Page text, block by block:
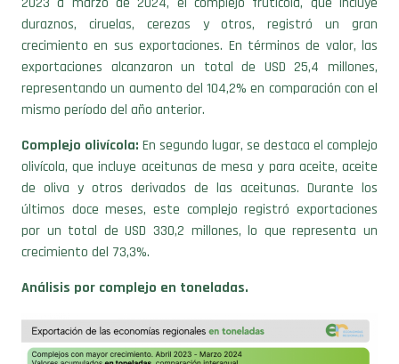
crecimiento en sus exportaciones. En términos de valor, las
exportaciones alcanzaron un total de USD 25,4 millones,
representando un aumento del 104,2% en comparación con el
mismo período del año anterior.
Complejo olivícola:En segundo lugar, se destaca el complejo
olivícola, que incluye aceitunas de mesa y para aceite, aceite
de oliva y otros derivados de las aceitunas. Durante los
últimos doce meses, este complejo registró exportaciones
por un total de USD 330,2 millones, lo que representa un
crecimiento del 73,3%.
Análisis por complejo en toneladas.